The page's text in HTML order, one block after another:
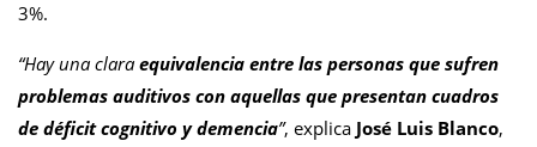
3%.
“Hay una claraequivalencia entre las personas que sufren
problemas auditivos con aquellas que presentan cuadros
de déficit cognitivo y demencia”, explica José Luis Blanco,